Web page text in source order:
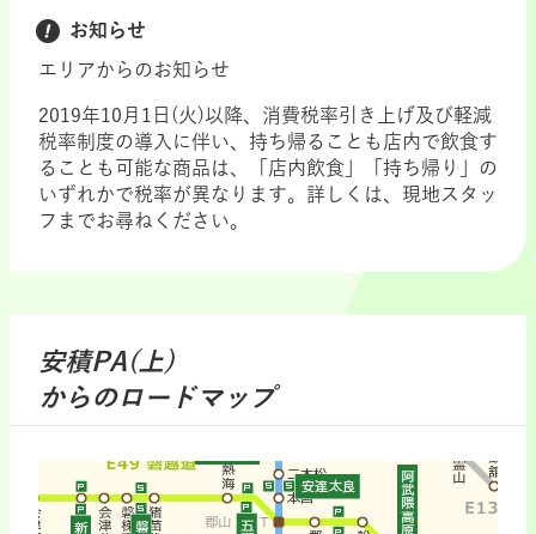
お知らせ
エリアからのお知らせ
2019年10月1日(火)以降、消費税率引き上げ及び軽減
税率制度の導入に伴い、持ち帰ることも店内で飲食す
ることも可能な商品は、「店内飲食」「持ち帰り」の
いずれかで税率が異なります。詳しくは、現地スタッ
フまでお尋ねください。
安積PA(上)
からのロードマップ